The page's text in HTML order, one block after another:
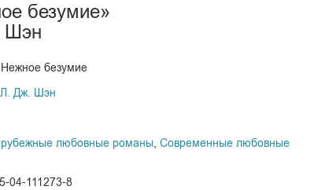
безумие»
Шэн
безумие
Л. Дж. Шэн
любовные романы Современные любовные
04-111273-8